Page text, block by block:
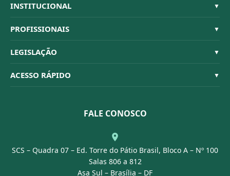
INSTITUCIONAL ▼
Sistema CFBM
Quem Somos
Organograma
Conselheiros
PROFISSIONAIS ▼
Habilitações
Código de Ética
Dúvidas Frequentes
LEGISLAÇÃO ▼
Resoluções
ACESSO RÁPIDO ▼
Portal Transparência
FALE CONOSCO
SCS – Quadra 07 – Ed. Torre do Pátio Brasil, Bloco A – Nº 100
Salas 806 a 812
Asa Sul – Brasília – DF